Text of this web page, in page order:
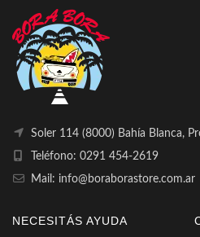
Soler 114 (8000) Bahía Blanca,
Teléfono: 0291 454-2619
Mail: info@boraborastore.com.ar
NECESITÁS AYUDA